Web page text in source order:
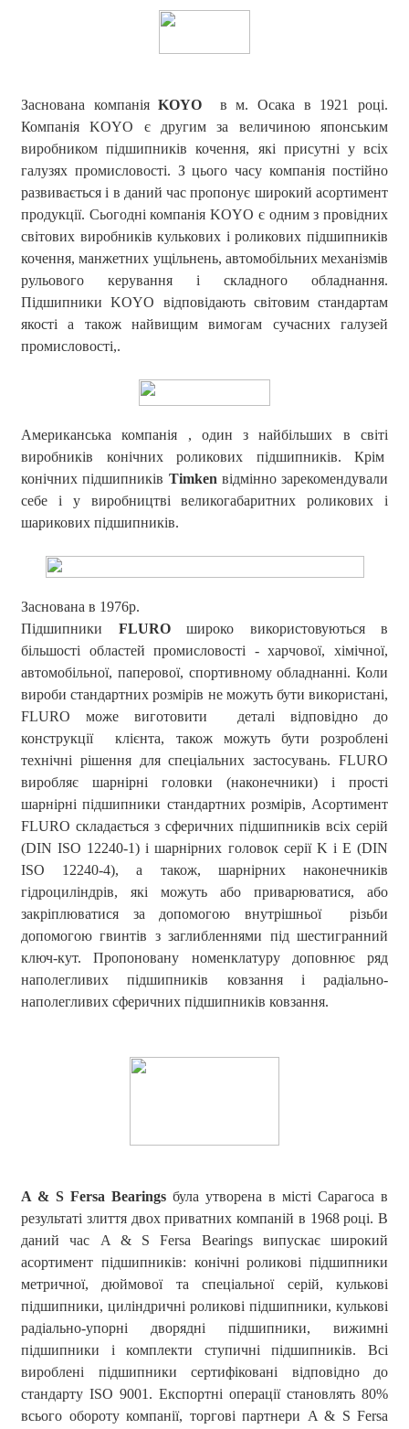
Заснована компаніяKOYO в м. Осака в 1921 році.
Компанія KOYO є другим за величиною японським
виробником підшипників кочення, які присутні у всіх
галузях промисловості. З цього часу компанія постійно
развивається і в даний час пропонує широкий асортимент
продукції. Сьогодні компанія KOYO є одним з провідних
світових виробників кулькових і роликових підшипників
кочення, манжетних ущільнень, автомобільних механізмів
рульового керування і складного обладнання.
Підшипники KOYO відповідають світовим стандартам
якості а також найвищим вимогам сучасних галузей
промисловості,.
Американська компанія , один з найбільших в світі
виробників конічних роликових підшипників. Крім
конічних підшипників Timkenвідмінно зарекомендували
себе і у виробництві великогабаритних роликових і
шарикових підшипників.
Заснована в 1976р.
Підшипники FLUROшироко використовуються в
більшості областей промисловості - харчової, хімічної,
автомобільної, паперової, спортивному обладнанні. Коли
вироби стандартних розмірів не можуть бути використані,
FLURO може виготовити деталі відповідно до
конструкції клієнта, також можуть бути розроблені
технічні рішення для спеціальних застосувань. FLURO
виробляє шарнірні головки (наконечники) і прості
шарнірні підшипники стандартних розмірів, Асортимент
FLURO складається з сферичних підшипників всіх серій
(DIN ISO 12240-1) і шарнірних головок серії K і E (DIN
ISO 12240-4), а також, шарнірних наконечників
гідроциліндрів, які можуть або приварюватися, або
закріплюватися за допомогою внутрішньої різьби
допомогою гвинтів з заглибленнями під шестигранний
ключ-кут. Пропоновану номенклатуру доповнює ряд
наполегливих підшипників ковзання і радіально-
наполегливих сферичних підшипників ковзання.
A & S Fersa Bearings була утворена в місті Сарагоса в
результаті злиття двох приватних компаній в 1968 році. В
даний час A & S Fersa Bearings випускає широкий
асортимент підшипників: конічні роликові підшипники
метричної, дюймової та спеціальної серій, кулькові
підшипники, циліндричні роликові підшипники, кулькові
радіально-упорні дворядні підшипники, вижимні
підшипники і комплекти ступичні підшипників. Всі
вироблені підшипники сертифіковані відповідно до
стандарту ISO 9001. Експортні операції становлять 80%
всього обороту компанії, торгові партнери A & S Fersa